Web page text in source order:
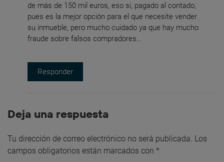
de más de 150 mil euros, eso si, pagado al contado,
pues es la mejor opción para el que necesite vender
su inmueble, pero mucho cuidado ya que hay mucho
fraude sobre falsos compradores…
Responder
Deja una respuesta
Tu dirección de correo electrónico no será publicada. Los
campos obligatorios están marcados con *